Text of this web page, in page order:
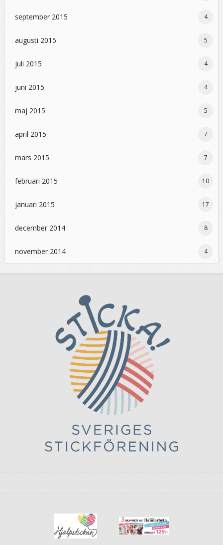
september 2015 4
augusti 2015 5
juli 2015 4
juni 2015 4
maj 2015 5
april 2015 7
mars 2015 7
februari 2015 10
januari 2015 17
december 2014 8
november 2014 4